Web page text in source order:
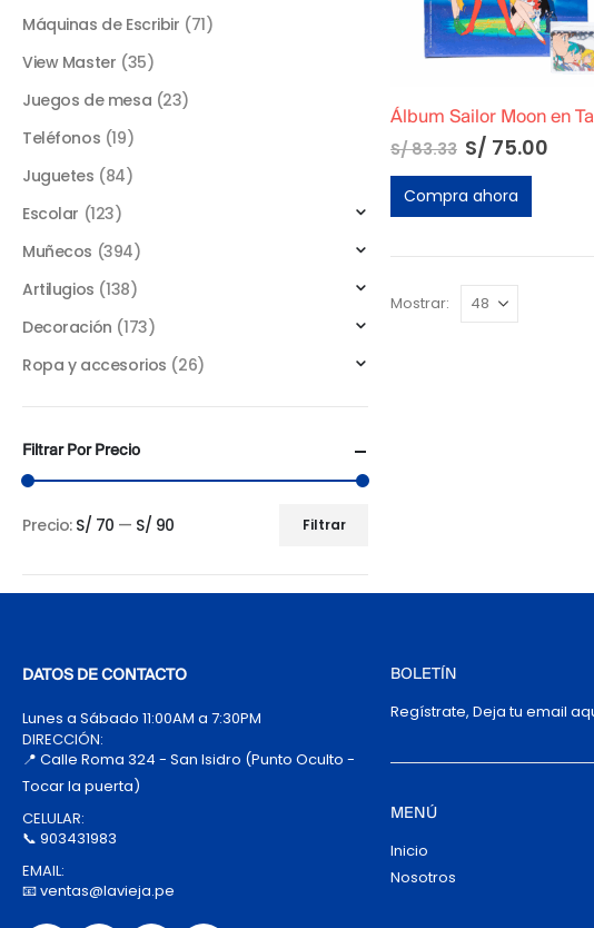
S/83.33 S/ 75.00
Compra ahora
Mostrar:
Máquinas de Escribir (71)
View Master (35)
Juegos de mesa (23)
Teléfonos (19)
Juguetes (84)
Escolar (123)
Muñecos (394)
Artilugios (138)
Decoración (173)
Ropa y accesorios (26)
Filtrar Por Precio
mínimo
máximo
Filtrar
Precio: S/ 70 — S/ 90
DATOS DE CONTACTO
Lunes a Sábado 11:00AM a 7:30PM
DIRECCIÓN:
📍 Calle Roma 324 - San Isidro (Punto Oculto -
Tocar la puerta)
CELULAR:
📞 903431983
EMAIL:
📧 ventas@lavieja.pe
BOLETÍN
Regístrate, Deja tu email
MENÚ
Inicio
Nosotros